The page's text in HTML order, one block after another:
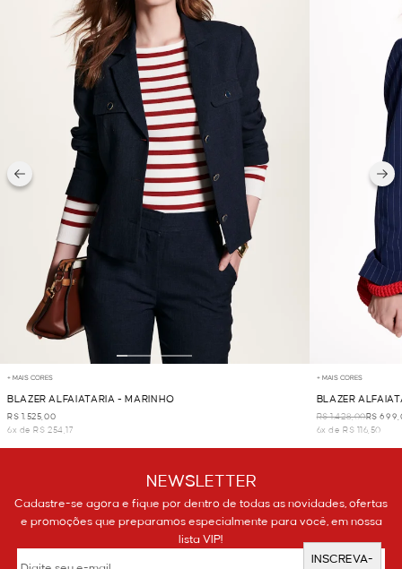
+ MAIS CORES
BLAZER ALFAIATARIA - MARINHO
R$ 1.525,00
6x de R$ 254,17
+ MAIS CORES
BLAZER
R$ 1.428,00R$
6x de R$ 116,50
NEWSLETTER
Cadastre-se agora e fique por dentro de todas as novidades, ofertas
e promoções que preparamos especialmente para você, em nossa
lista VIP!
INSCREVA-